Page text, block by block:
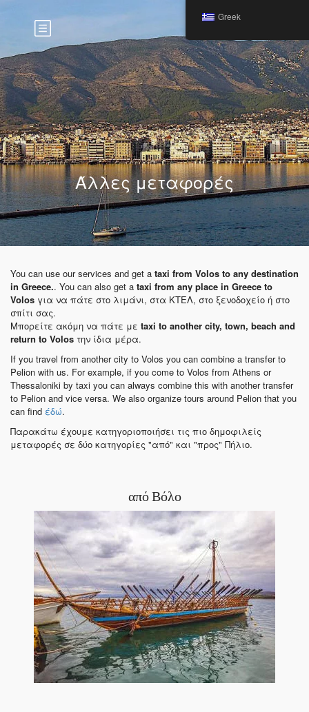
Άλλες μεταφορές
You can use our services and get a taxi from Volos to any destination
in Greece.. You can also get a taxi from any place in Greece to
Volos για να πάτε στο λιμάνι, στα ΚΤΕΛ, στο ξενοδοχείο ή στο
σπίτι σας.
Μπορείτε ακόμη να πάτε με taxi to another city, town, beach and
return to Volos την ίδια μέρα.
If you travel from another city to Volos you can combine a transfer to
Pelion with us. For example, if you come to Volos from Athens or
Thessaloniki by taxi you can always combine this with another transfer
to Pelion and vice versa. We also organize tours around Pelion that you
can find έδώ.
Παρακάτω έχουμε κατηγοριοποιήσει τις πιο δημοφιλείς
μεταφορές σε δύο κατηγορίες "από" και "προς" Πήλιο.
από Βόλο
Greek